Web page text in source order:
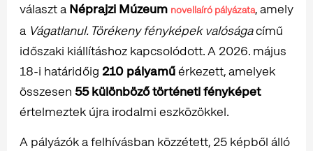
választ aNéprajzi Múzeum novellaíró pályázata, amely
a Vágatlanul. Törékeny fényképek valóságacímű
időszaki kiállításhoz kapcsolódott. A 2026. május
18-i határidőig 210 pályaműérkezett, amelyek
összesen 55 különböző történeti fényképet
értelmeztek újra irodalmi eszközökkel.
A pályázók a felhívásban közzétett, 25 képből álló